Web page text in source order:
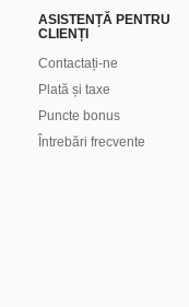
ASISTENȚĂ PENTRU
CLIENȚI
Contactați-ne
Plată și taxe
Puncte bonus
Întrebări frecvente